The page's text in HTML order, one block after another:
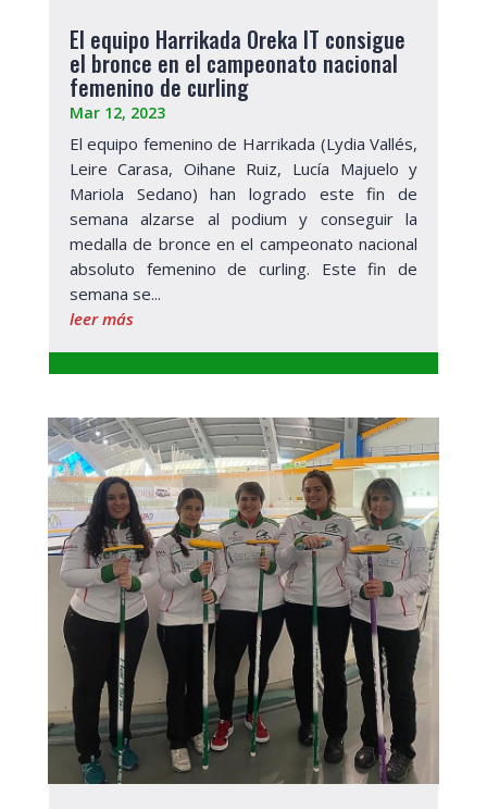
El equipo Harrikada Oreka IT consigue
el bronce en el campeonato nacional
femenino de curling
Mar 12, 2023
El equipo femenino de Harrikada (Lydia Vallés,
Leire Carasa, Oihane Ruiz, Lucía Majuelo y
Mariola Sedano) han logrado este fin de
semana alzarse al podium y conseguir la
medalla de bronce en el campeonato nacional
absoluto femenino de curling. Este fin de
semana se...
leer más